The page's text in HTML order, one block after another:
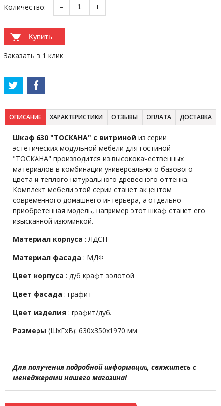
Количество: − +
Купить
Заказать в 1 клик
ОПИСАНИЕ ХАРАКТЕРИСТИКИ ОТЗЫВЫ ОПЛАТА ДОСТАВКА
Шкаф 630 "ТОСКАНА" с витриной из серии
эстетических модульной мебели для гостиной
"ТОСКАНА" производится из высококачественных
материалов в комбинации универсального базового
цвета и теплого натурального древесного оттенка.
Комплект мебели этой серии станет акцентом
современного домашнего интерьера, а отдельно
приобретенная модель, например этот шкаф станет его
изысканной изюминкой.
Материал корпуса : ЛДСП
Материал фасада : МДФ
Цвет корпуса : дуб крафт золотой
Цвет фасада : графит
Цвет изделия : графит/дуб.
Размеры (ШхГхВ): 630х350х1970 мм
Для получения подробной информации, свяжитесь с
менеджерами нашего магазина!